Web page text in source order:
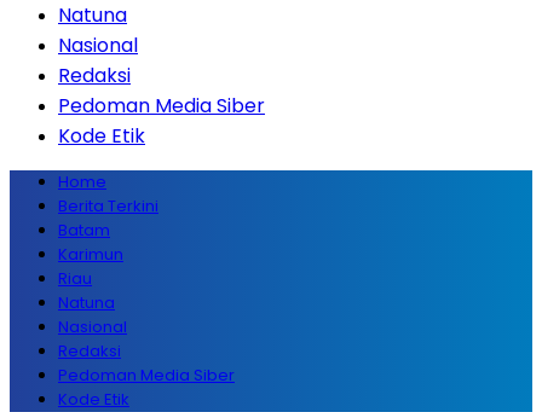
Natuna
Nasional
Redaksi
Pedoman Media Siber
Kode Etik
Home
Berita Terkini
Batam
Karimun
Riau
Natuna
Nasional
Redaksi
Pedoman Media Siber
Kode Etik